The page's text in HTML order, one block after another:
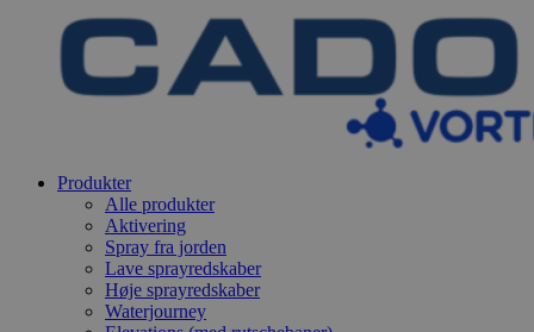
Produkter
Alle produkter
Aktivering
Spray fra jorden
Lave sprayredskaber
Høje sprayredskaber
Waterjourney